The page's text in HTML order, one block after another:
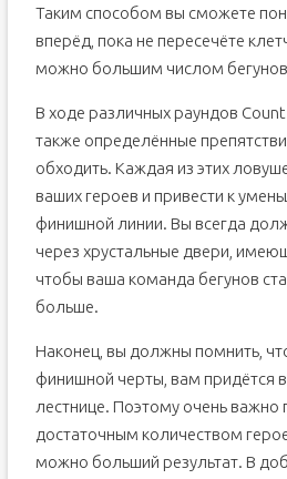
Таким способом вы сможете
вперёд, пока не пересечёте
можно большим числом
В ходе различных раундов
также определённые
обходить. Каждая из этих
ваших героев и привести к
финишной линии. Вы всегда
через хрустальные двери,
чтобы ваша команда бегунов
больше.
Наконец, вы должны помнить,
финишной черты, вам придётся
лестнице. Поэтому очень важно
достаточным количеством
можно больший результат. В